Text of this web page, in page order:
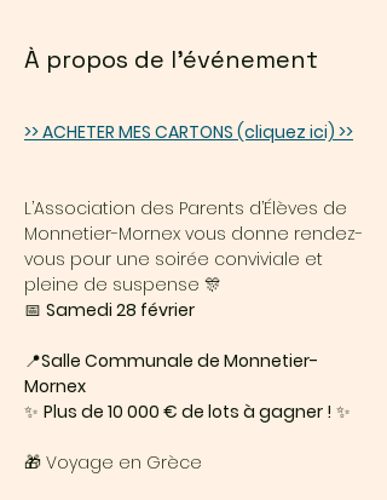
À propos de l'événement
>> ACHETER MES CARTONS (cliquez ici) >>
L’Association des Parents d’Élèves de
Monnetier-Mornex vous donne rendez-
vous pour une soirée conviviale et
pleine de suspense 🎊
📅 Samedi 28 février
📍Salle Communale de Monnetier-
Mornex
✨ Plus de 10 000 € de lots à gagner ! ✨
🎁 Voyage en Grèce